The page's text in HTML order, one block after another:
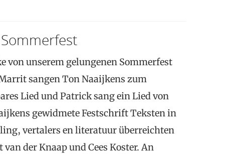
von unserem gelungenen Sommerfest
sangen Ton Naaijkens zum
Lied und Patrick sang ein Lied von
gewidmete Festschrift Teksten in
vertalers en literatuur überreichten
van der Knaap und Cees Koster. An